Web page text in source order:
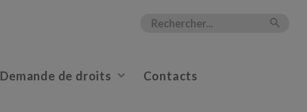
Demande de droits Contacts